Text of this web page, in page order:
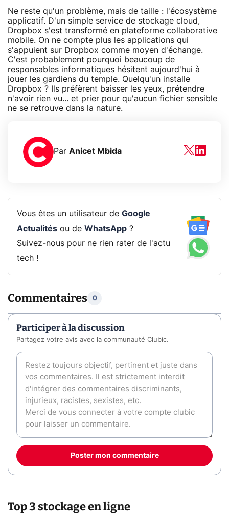
Ne reste qu'un problème, mais de taille : l'écosystème
applicatif. D'un simple service de stockage cloud,
Dropbox s'est transformé en plateforme collaborative
mobile. On ne compte plus les applications qui
s'appuient sur Dropbox comme moyen d'échange.
C'est probablement pourquoi beaucoup de
responsables informatiques hésitent aujourd'hui à
jouer les gardiens du temple. Quelqu'un installe
Dropbox ? Ils préfèrent baisser les yeux, prétendre
n'avoir rien vu... et prier pour qu'aucun fichier sensible
ne se retrouve dans la nature.
Par Anicet Mbida
Vous êtes un utilisateur de Google
Actualitésou de WhatsApp?
Suivez-nous pour ne rien rater de l'actu
tech !
Commentaires 0
Participer à la discussion
Partagez votre avis avec la communauté Clubic.
Poster mon commentaire
Top 3 stockage en ligne